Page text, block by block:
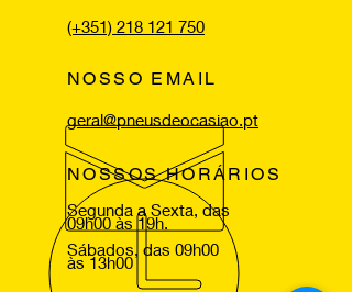
(+351) 218 121 750
NOSSO EMAIL
geral@pneusdeocasiao.pt
NOSSOS HORÁRIOS
Segunda a Sexta, das
09h00 às 19h.
Sábados, das 09h00
às 13h00